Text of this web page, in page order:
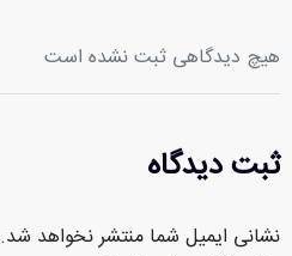
هیچ دیدگاهی ثبت نشده است
ثبت دیدگاه
نشانی ایمیل شما منتشر نخواهد شد.